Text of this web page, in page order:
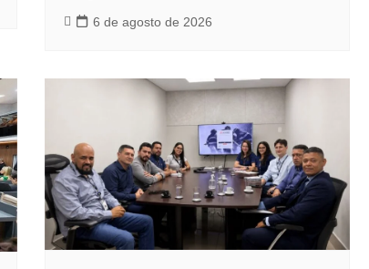
6 de agosto de 2026